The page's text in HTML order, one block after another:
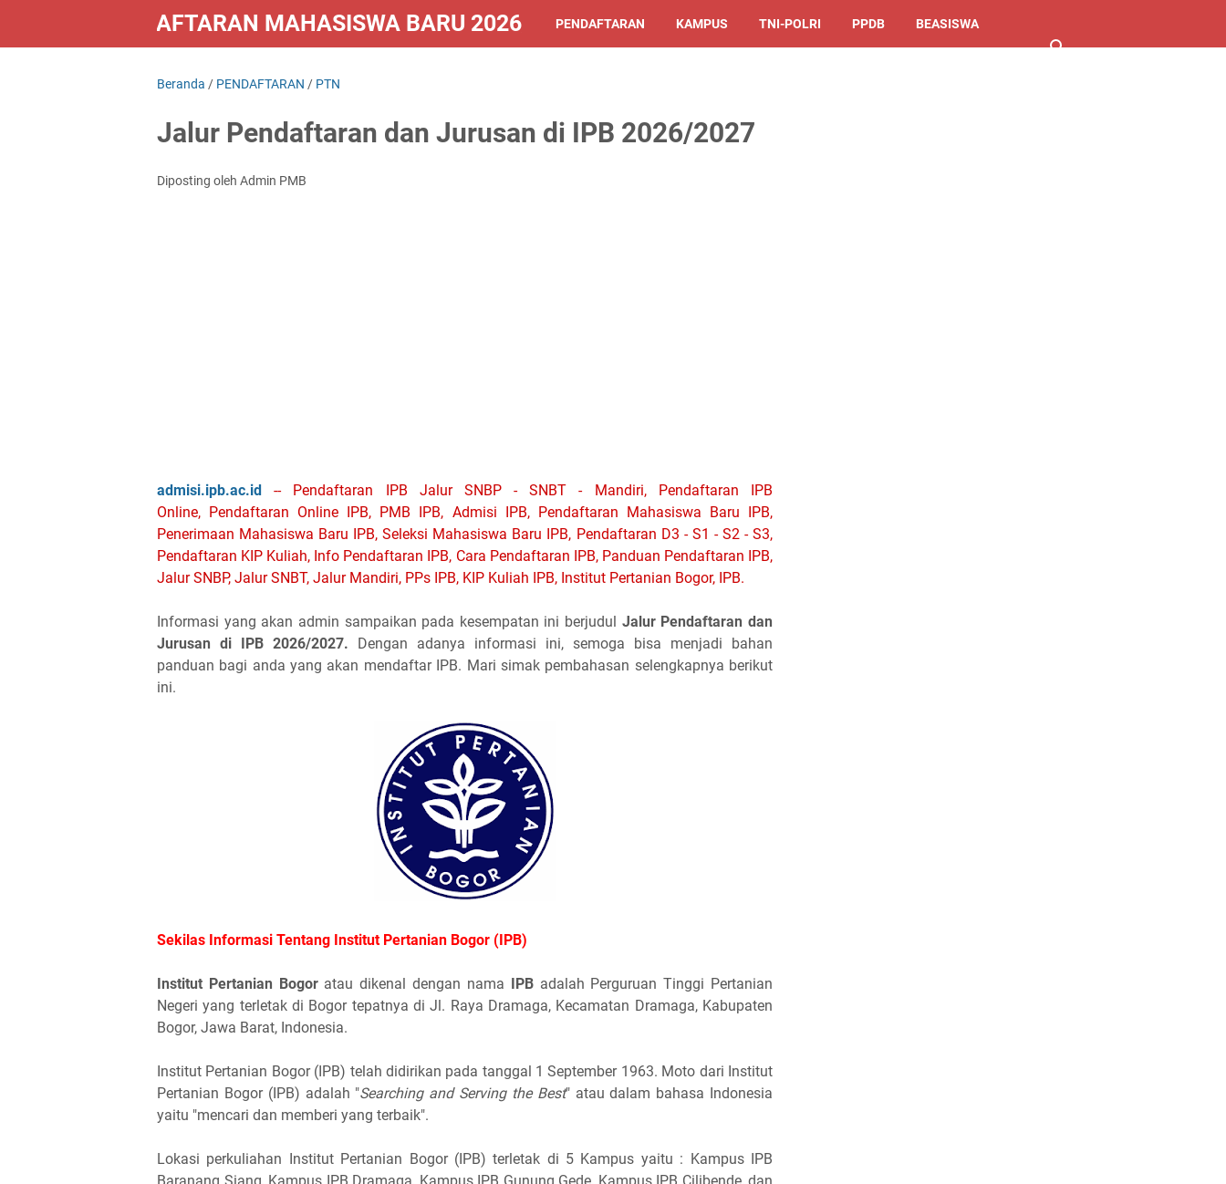
PENDAFTARAN MAHASISWA BARU 2026/2027PENDAFTARAN KAMPUS TNI-POLRI PPDB BEASISWA
Beranda / PENDAFTARAN / PTN
Jalur Pendaftaran dan Jurusan di IPB 2026/2027
Diposting oleh Admin PMB
admisi.ipb.ac.id -- Pendaftaran IPB Jalur SNBP - SNBT - Mandiri, Pendaftaran IPB
Online, Pendaftaran Online IPB, PMB IPB, Admisi IPB, Pendaftaran Mahasiswa Baru IPB,
Penerimaan Mahasiswa Baru IPB, Seleksi Mahasiswa Baru IPB, Pendaftaran D3 - S1 - S2 - S3,
Pendaftaran KIP Kuliah, Info Pendaftaran IPB, Cara Pendaftaran IPB, Panduan Pendaftaran IPB,
Jalur SNBP, Jalur SNBT, Jalur Mandiri, PPs IPB, KIP Kuliah IPB, Institut Pertanian Bogor, IPB.
Informasi yang akan admin sampaikan pada kesempatan ini berjudul Jalur Pendaftaran dan
Jurusan di IPB 2026/2027. Dengan adanya informasi ini, semoga bisa menjadi bahan
panduan bagi anda yang akan mendaftar IPB. Mari simak pembahasan selengkapnya berikut
ini.
Sekilas Informasi Tentang Institut Pertanian Bogor (IPB)
Institut Pertanian Bogoratau dikenal dengan nama IPBadalah Perguruan Tinggi Pertanian
Negeri yang terletak di Bogor tepatnya di Jl. Raya Dramaga, Kecamatan Dramaga, Kabupaten
Bogor, Jawa Barat, Indonesia.
Institut Pertanian Bogor (IPB) telah didirikan pada tanggal 1 September 1963. Moto dari Institut
Pertanian Bogor (IPB) adalah "Searching and Serving the Best" atau dalam bahasa Indonesia
yaitu "mencari dan memberi yang terbaik".
Lokasi perkuliahan Institut Pertanian Bogor (IPB) terletak di 5 Kampus yaitu : Kampus IPB